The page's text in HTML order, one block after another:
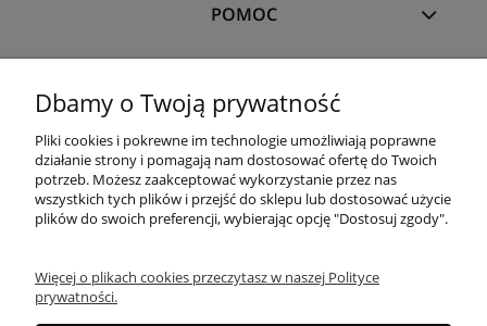
POMOC
PŁATNOŚCI I DOSTAWA
OFERTA
Dbamy o Twoją prywatność
Pliki cookies i pokrewne im technologie umożliwiają poprawne
działanie strony i pomagają nam dostosować ofertę do Twoich
potrzeb. Możesz zaakceptować wykorzystanie przez nas
wszystkich tych plików i przejść do sklepu lub dostosować użycie
plików do swoich preferencji, wybierając opcję "Dostosuj zgody".
Więcej o plikach cookies przeczytasz w naszej Polityce
prywatności.